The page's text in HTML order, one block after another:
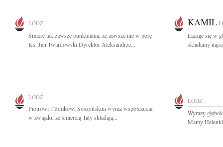
ŁÓDŹ
Śmierć tak zawsze punktualna, że zawsze nie w porę
Ks. Jan Twardowski Dyrektor Aleksandrze...
KAMIL
Łącząc się w
składamy
ŁÓDŹ
Piotrowi i Tomkowi Soszyńskim wyraz współczucia
w związku ze śmiercią Taty składają...
ŁÓDŹ
Wyrazy
Mamy